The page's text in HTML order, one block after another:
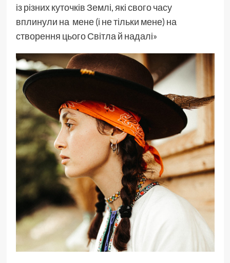
із різних куточків Землі, які свого часу
вплинули на мене (і не тільки мене) на
створення цього Світла й надалі»